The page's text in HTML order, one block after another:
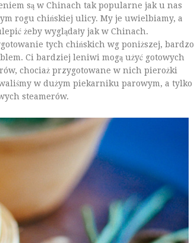
są w Chinach tak popularne jak u nas
rogu chińskiej ulicy. My je uwielbiamy, a
żeby wyglądały jak w Chinach.
tych chińskich wg poniższej, bardzo
Ci bardziej leniwi mogą użyć gotowych
chociaż przygotowane w nich pierożki
w dużym piekarniku parowym, a tylko
steamerów.